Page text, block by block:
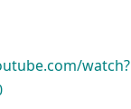
watch?